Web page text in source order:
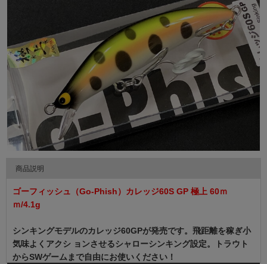
商品説明
ゴーフィッシュ（Go-Phish）カレッジ60S GP 極上 60ｍ
ｍ/4.1g
シンキングモデルのカレッジ60GPが発売です。飛距離を稼ぎ小
気味よくアクシ ョンさせるシャローシンキング設定。トラウト
からSWゲームまで自由にお使いください！